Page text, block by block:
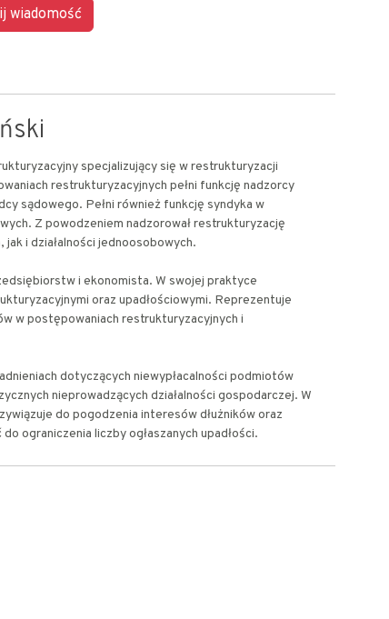
specjalizujący się w restrukturyzacji
restrukturyzacyjnych pełni funkcję nadzorcy
sądowego. Pełni również funkcję syndyka w
Z powodzeniem nadzorował restrukturyzację
jak i działalności jednoosobowych.
i ekonomista. W swojej praktyce
oraz upadłościowymi. Reprezentuje
w postępowaniach restrukturyzacyjnych i
dotyczących niewypłacalności podmiotów
nieprowadzących działalności gospodarczej. W
do pogodzenia interesów dłużników oraz
ograniczenia liczby ogłaszanych upadłości.